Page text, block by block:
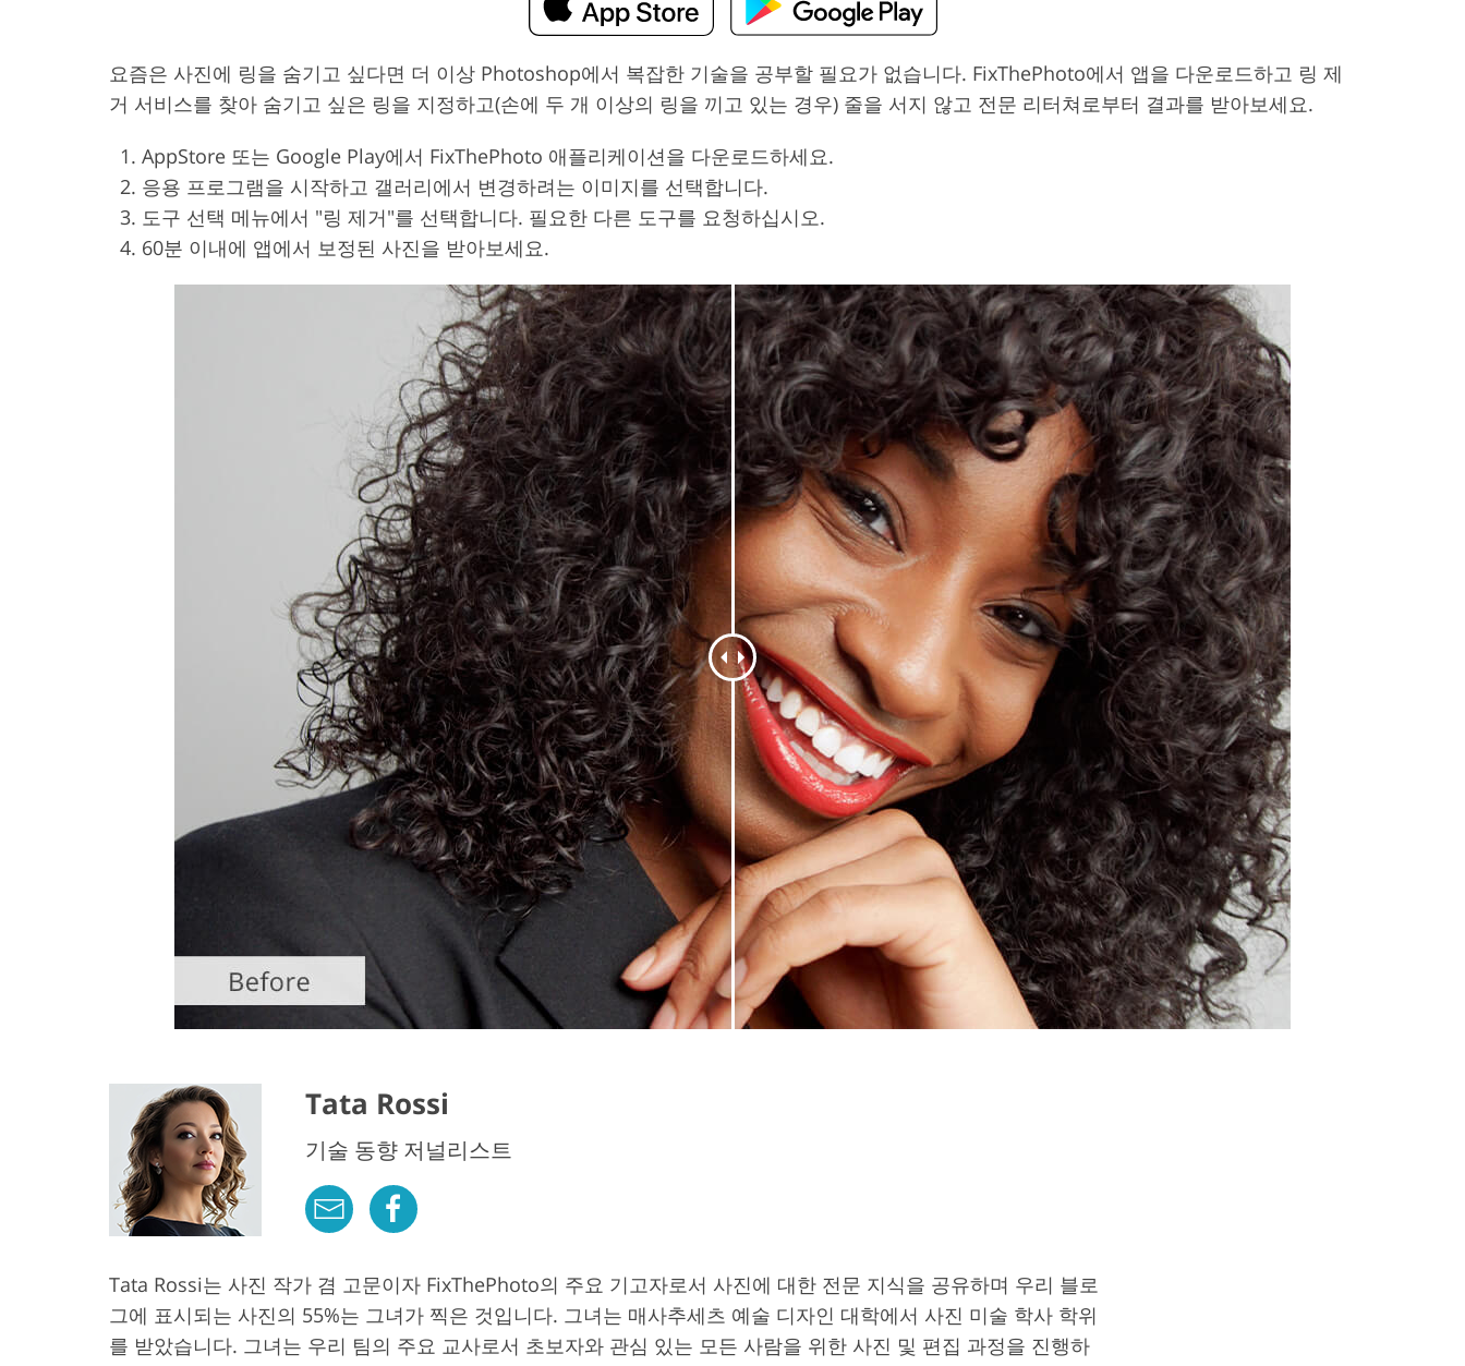
요즘은 사진에 링을 숨기고 싶다면 더 이상 Photoshop에서 복잡한 기술을 공부할 필요가 없습니다. FixThePhoto에서 앱을 다운로드하고 링 제
거 서비스를 찾아 숨기고 싶은 링을 지정하고(손에 두 개 이상의 링을 끼고 있는 경우) 줄을 서지 않고 전문 리터쳐로부터 결과를 받아보세요.
AppStore 또는 Google Play에서 FixThePhoto 애플리케이션을 다운로드하세요.
응용 프로그램을 시작하고 갤러리에서 변경하려는 이미지를 선택합니다.
도구 선택 메뉴에서 "링 제거"를 선택합니다. 필요한 다른 도구를 요청하십시오.
60분 이내에 앱에서 보정된 사진을 받아보세요.
Tata Rossi
기술 동향 저널리스트
Tata Rossi는 사진 작가 겸 고문이자 FixThePhoto의 주요 기고자로서 사진에 대한 전문 지식을 공유하며 우리 블로
그에 표시되는 사진의 55%는 그녀가 찍은 것입니다. 그녀는 매사추세츠 예술 디자인 대학에서 사진 미술 학사 학위
를 받았습니다. 그녀는 우리 팀의 주요 교사로서 초보자와 관심 있는 모든 사람을 위한 사진 및 편집 과정을 진행하